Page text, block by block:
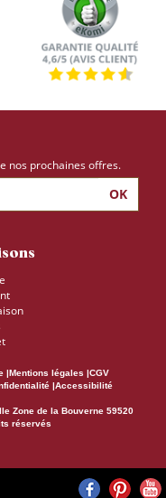
nos prochaines offres.
OK
Mentions légales
CGV
Accessibilité
Zone de la Bouverne 59520
réservés